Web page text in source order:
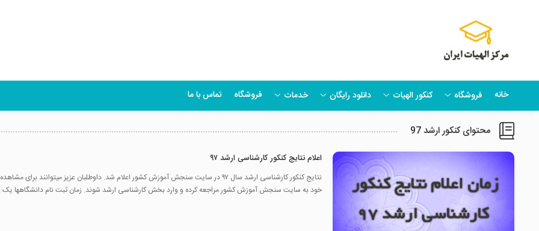
خانه فروشگاه کنکور الهیات دانلود رایگان خدمات فروشگاه تماس با ما
محتوای کنکور ارشد 97
اعلام نتایج کنکور کارشناسی ارشد ۹۷
نتایج کنکور کارشناسی ارشد سال ۹۷ در سایت سنجش آموزش کشور اعلام شد. داوطلبان عزیز میتوانند برای
خود به سایت سنجش آموزش کشور مراجعه کرده و وارد بخش کارشناسی ارشد شوند. زمان ثبت نام دانشگاهها یک